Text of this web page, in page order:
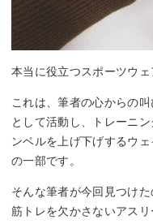
本当に役立つスポーツウェ
これは、筆者の心からの
として活動し、トレーニ
ンベルを上げ下げするウ
の一部です。
そんな筆者が今回見つけ
筋トレを欠かさないアスリ